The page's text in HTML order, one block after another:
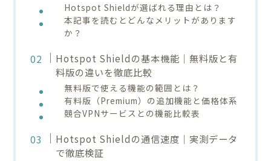
Hotspot Shieldが選ばれる理由とは？
本記事を読むとどんなメリットがあります
か？
Hotspot Shieldの基本機能｜無料版と有
料版の違いを徹底比較
無料版で使える機能の範囲とは？
有料版（Premium）の追加機能と価格体系
競合VPNサービスとの機能比較表
Hotspot Shieldの通信速度｜実測データ
で徹底検証